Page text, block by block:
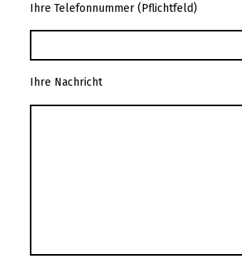
Ihre Telefonnummer (Pflichtfeld)
Ihre Nachricht